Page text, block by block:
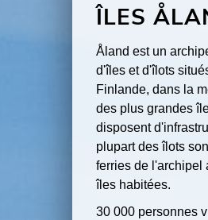
ÎLES
Åland est un
d'îles et d'îlots
Finlande, dans la
des plus grandes
disposent
plupart des îlots
ferries de l'archipel
îles habitées.
30 000 personnes